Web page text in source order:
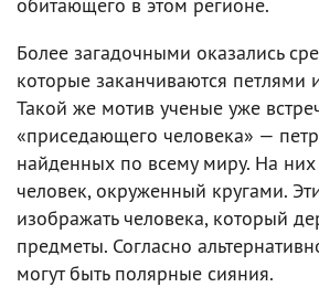
Более загадочными оказались
которые заканчиваются петлями
Такой же мотив ученые уже
«приседающего человека» —
найденных по всему миру. На
человек, окруженный кругами.
изображать человека, который
предметы. Согласно
могут быть полярные сияния.